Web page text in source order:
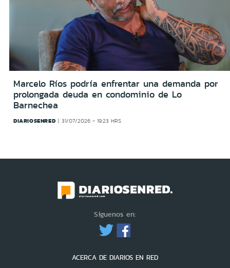
Marcelo Ríos podría enfrentar una demanda por
prolongada deuda en condominio de Lo
Barnechea
DIARIOSENRED 31/07/2026 - 19:23 HRS
Síguenos en:
ACERCA DE DIARIOS EN RED